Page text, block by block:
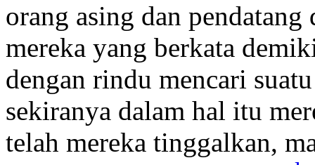
orang asing dan
mereka yang berkata
dengan rindu mencari
sekiranya dalam hal itu
telah mereka tinggalkan,